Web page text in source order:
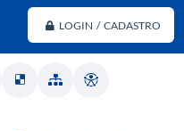
LOGIN / CADASTRO